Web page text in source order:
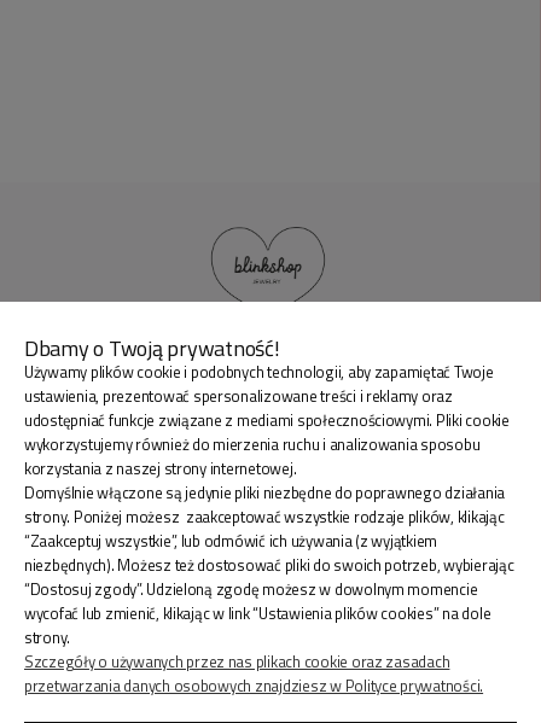
BLINK SHOP Joanna Pradellok, Dominów ul. Brylantowa
18 20-388 Lublin Polska
ZAKUPY
INFORMACJE
KONTO
Dbamy o Twoją prywatność!
Używamy plików cookie i podobnych technologii, aby zapamiętać Twoje
ustawienia, prezentować spersonalizowane treści i reklamy oraz
udostępniać funkcje związane z mediami społecznościowymi. Pliki cookie
wykorzystujemy również do mierzenia ruchu i analizowania sposobu
korzystania z naszej strony internetowej.
Domyślnie włączone są jedynie pliki niezbędne do poprawnego działania
strony. Poniżej możesz zaakceptować wszystkie rodzaje plików, klikając
“Zaakceptuj wszystkie”, lub odmówić ich używania (z wyjątkiem
niezbędnych). Możesz też dostosować pliki do swoich potrzeb, wybierając
“Dostosuj zgody”. Udzieloną zgodę możesz w dowolnym momencie
wycofać lub zmienić, klikając w link “Ustawienia plików cookies” na dole
strony.
Szczegóły o używanych przez nas plikach cookie oraz zasadach
przetwarzania danych osobowych znajdziesz w Polityce prywatności.